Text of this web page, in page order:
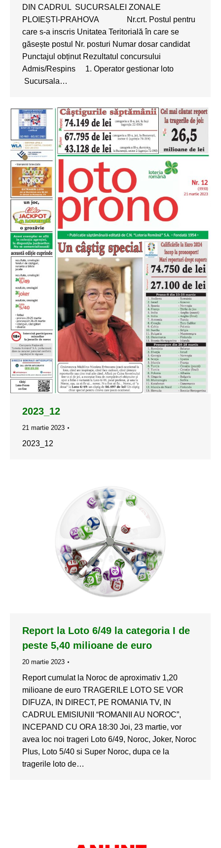
DIN CADRUL SUCURSALEI ZONALE
PLOIEȘTI-PRAHOVA Nr.crt. Postul pentru
care s-a inscris Unitatea Teritorială în care se
găsește postul Nr. posturi Numar dosar candidat
Punctajul obținut Rezultatul concursului
Admis/Respins 1. Operator gestionar loto
Sucursala…
2023_12
21 martie 2023
2023_12
Report la Loto 6/49 la categoria I de
peste 5,40 milioane de euro
20 martie 2023
Report cumulat la Noroc de aproximativ 1,20
milioane de euro TRAGERILE LOTO SE VOR
DIFUZA, IN DIRECT, PE ROMANIA TV, IN
CADRUL EMISIUNII “ROMANII AU NOROC”,
INCEPAND CU ORA 18:30 Joi, 23 martie, vor
avea loc noi trageri Loto 6/49, Noroc, Joker, Noroc
Plus, Loto 5/40 si Super Noroc, dupa ce la
tragerile loto de…